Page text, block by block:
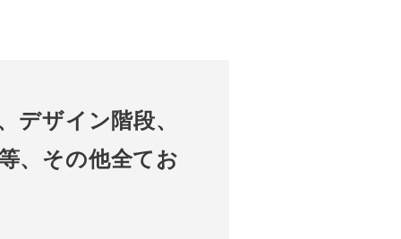
デザイン階段、
、その他全てお